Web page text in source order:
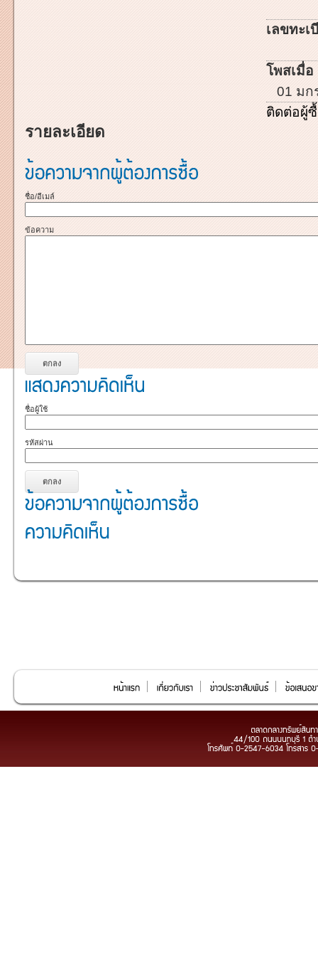
เลขทะเ
โพสเมื่อ
01 มก
ติดต่อผู้
รายละเอียด
ชื่อ/อีเมล์
ข้อความ
ชื่อผู้ใช้
รหัสผ่าน